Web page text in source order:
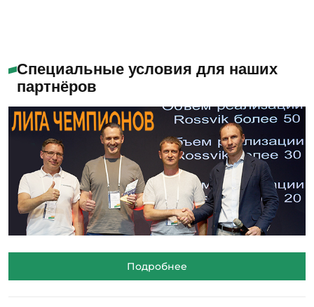
Специальные условия для наших
партнёров
Подробнее